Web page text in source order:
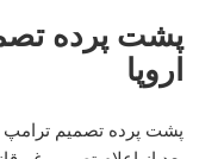
پشت پرده
اروپا
پشت پرده تصمیم ترامپ